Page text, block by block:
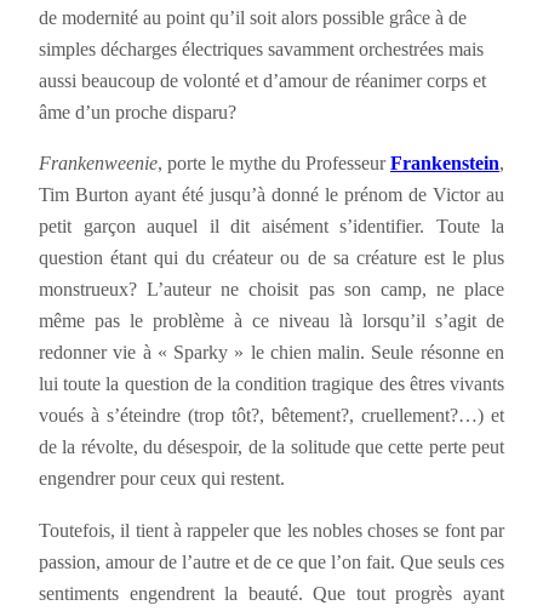
de modernité au point qu’il soit alors possible grâce à de
simples décharges électriques savamment orchestrées mais
aussi beaucoup de volonté et d’amour de réanimer corps et
âme d’un proche disparu?
Frankenweenie, porte le mythe du ProfesseurFrankenstein,
Tim Burton ayant été jusqu’à donné le prénom de Victor au
petit garçon auquel il dit aisément s’identifier. Toute la
question étant qui du créateur ou de sa créature est le plus
monstrueux? L’auteur ne choisit pas son camp, ne place
même pas le problème à ce niveau là lorsqu’il s’agit de
redonner vie à « Sparky » le chien malin. Seule résonne en
lui toute la question de la condition tragique des êtres vivants
voués à s’éteindre (trop tôt?, bêtement?, cruellement?…) et
de la révolte, du désespoir, de la solitude que cette perte peut
engendrer pour ceux qui restent.
Toutefois, il tient à rappeler que les nobles choses se font par
passion, amour de l’autre et de ce que l’on fait. Que seuls ces
sentiments engendrent la beauté. Que tout progrès ayant